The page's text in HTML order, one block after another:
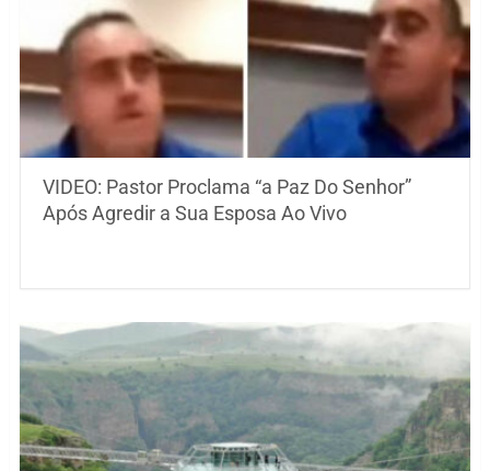
VIDEO: Pastor Proclama “a Paz Do Senhor”
Após Agredir a Sua Esposa Ao Vivo